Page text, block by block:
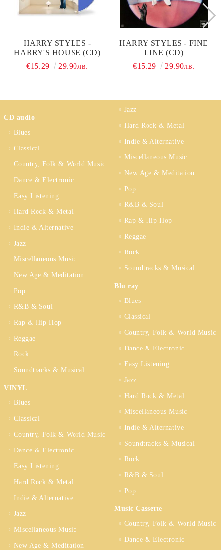
HARRY STYLES -
HARRY'S HOUSE (CD)
€15.29
29.90лв.
HARRY STYLES - FINE
LINE (CD)
€15.29
29.90лв.
CD audio
Blues
Classical
Country, Folk & World Music
Dance & Electronic
Easy Listening
Hard Rock & Metal
Indie & Alternative
Jazz
Miscellaneous Music
New Age & Meditation
Pop
R&B & Soul
Rap & Hip Hop
Reggae
Rock
Soundtracks & Musical
VINYL
Blues
Classical
Country, Folk & World Music
Dance & Electronic
Easy Listening
Hard Rock & Metal
Indie & Alternative
Jazz
Miscellaneous Music
New Age & Meditation
Jazz
Hard Rock & Metal
Indie & Alternative
Miscellaneous Music
New Age & Meditation
Pop
R&B & Soul
Rap & Hip Hop
Reggae
Rock
Soundtracks & Musical
Blu ray
Blues
Classical
Country, Folk & World Music
Dance & Electronic
Easy Listening
Jazz
Hard Rock & Metal
Miscellaneous Music
Indie & Alternative
Soundtracks & Musical
Rock
R&B & Soul
Pop
Music Cassette
Country, Folk & World Music
Dance & Electronic